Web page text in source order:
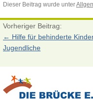
Dieser Beitrag wurde unter
Vorheriger Beitrag:
← Hilfe für behinderte
Jugendliche